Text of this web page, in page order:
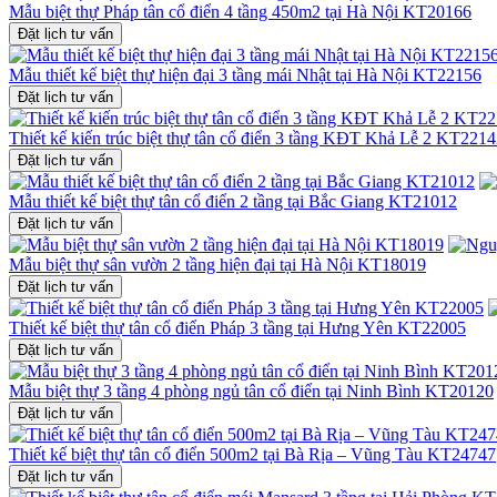
Mẫu biệt thự Pháp tân cổ điển 4 tầng 450m2 tại Hà Nội KT20166
Đặt lịch tư vấn
Mẫu thiết kế biệt thự hiện đại 3 tầng mái Nhật tại Hà Nội KT22156
Đặt lịch tư vấn
Thiết kế kiến trúc biệt thự tân cổ điển 3 tầng KĐT Khả Lễ 2
Đặt lịch tư vấn
Mẫu thiết kế biệt thự tân cổ điển 2 tầng tại Bắc Giang KT21012
Đặt lịch tư vấn
Mẫu biệt thự sân vườn 2 tầng hiện đại tại Hà Nội KT18019
Đặt lịch tư vấn
Thiết kế biệt thự tân cổ điển Pháp 3 tầng tại Hưng Yên KT22005
Đặt lịch tư vấn
Mẫu biệt thự 3 tầng 4 phòng ngủ tân cổ điển tại Ninh Bình KT20120
Đặt lịch tư vấn
Thiết kế biệt thự tân cổ điển 500m2 tại Bà Rịa – Vũng Tàu KT24747
Đặt lịch tư vấn